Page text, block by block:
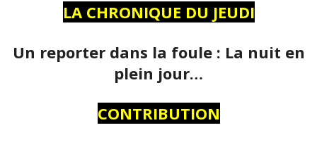
LA CHRONIQUE DU JEUDI
Un reporter dans la foule : La nuit en
plein jour…
CONTRIBUTION